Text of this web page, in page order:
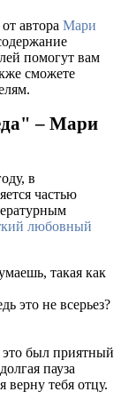
автора Мари
помогут вам
сможете
– Мари
в
частью
любовный
такая как
это не всерьез?
был приятный
пауза
верну тебя отцу.